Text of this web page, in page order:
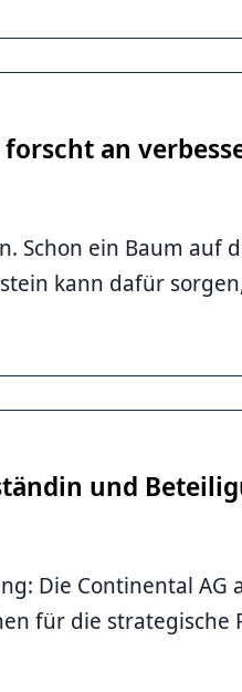
an
Schon ein Baum auf
kann dafür
und
Die Continental AG
für die strategische